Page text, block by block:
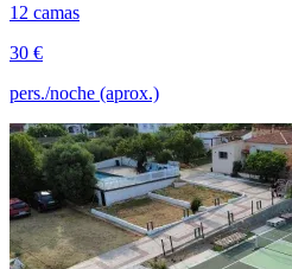
12 camas
30 €
pers./noche (aprox.)